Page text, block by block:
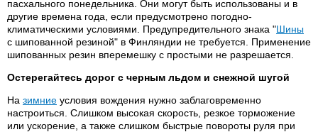
пасхального понедельника. Они могут быть использованы и в
другие времена года, если предусмотрено погодно-
климатическими условиями. Предупредительного знака "Шины
с шипованной резиной" в Финляндии не требуется. Применение
шипованных резин вперемешку с простыми не разрешается.
Остерегайтесь дорог с черным льдом и снежной шугой
На зимние условия вождения нужно заблаговременно
настроиться. Слишком высокая скорость, резкое торможение
или ускорение, а также слишком быстрые повороты руля при